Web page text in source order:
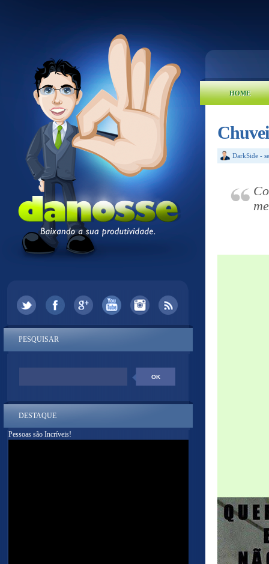
HOME
DarkSide -
PESQUISAR
DESTAQUE
Pessoas são Incríveis!